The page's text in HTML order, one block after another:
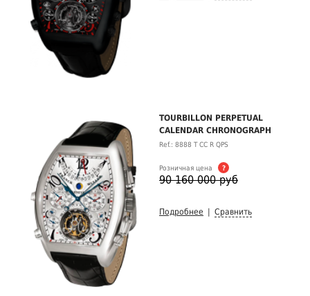
TOURBILLON PERPETUAL
CALENDAR CHRONOGRAPH
Ref.: 8888 T CC R QPS
Розничная цена ?
90 160 000 руб
Подробнее Сравнить